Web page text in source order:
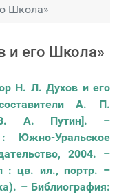
Школа»
и его Школа»
Н. Л. Духов и его
А. П.
В. А. Путин]. –
Южно-Уральское
2004. –
: цв. ил., портр. –
– Библиография: